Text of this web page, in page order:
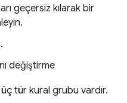
geçersiz kılarak bir
değiştirme
tür kural grubu vardır.